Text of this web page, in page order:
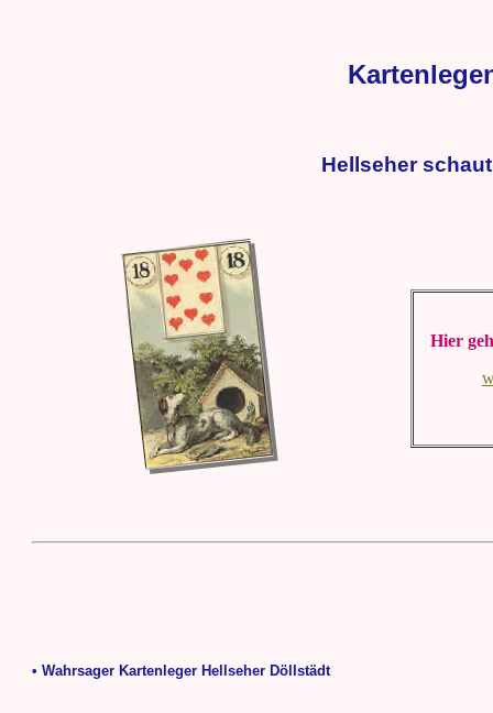
Hellseher
Hier
• Wahrsager Kartenleger Hellseher Döllstädt